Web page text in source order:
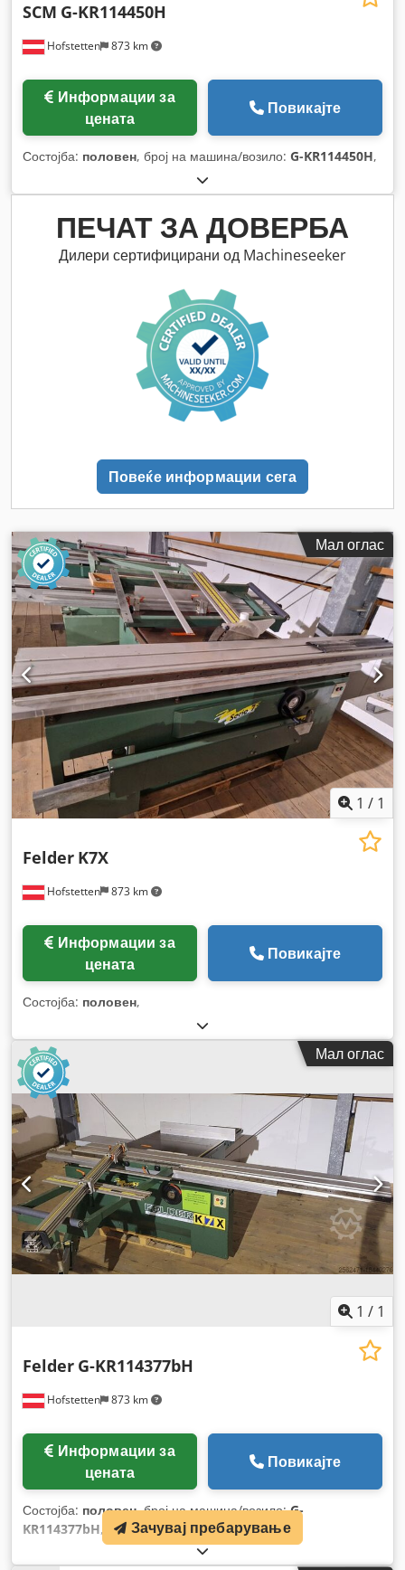
Hofstetten 873 km
SCM G-KR114450H
цената
Повикајте
Состојба: половен, број на машина/возило: G-KR114450H,
ПЕЧАТ ЗА ДОВЕРБА
Дилери сертифицирани од Machineseeker
Повеќе информации сега
Мал оглас
1 / 1
Hofstetten 873 km
Felder K7X
цената
Повикајте
Состојба: половен,
Мал оглас
1 / 1
Hofstetten 873 km
Felder G-KR114377bH
цената
Повикајте
Состојба: половен, број на машина/возило:G-
KR114377bH, Зачувај пребарување